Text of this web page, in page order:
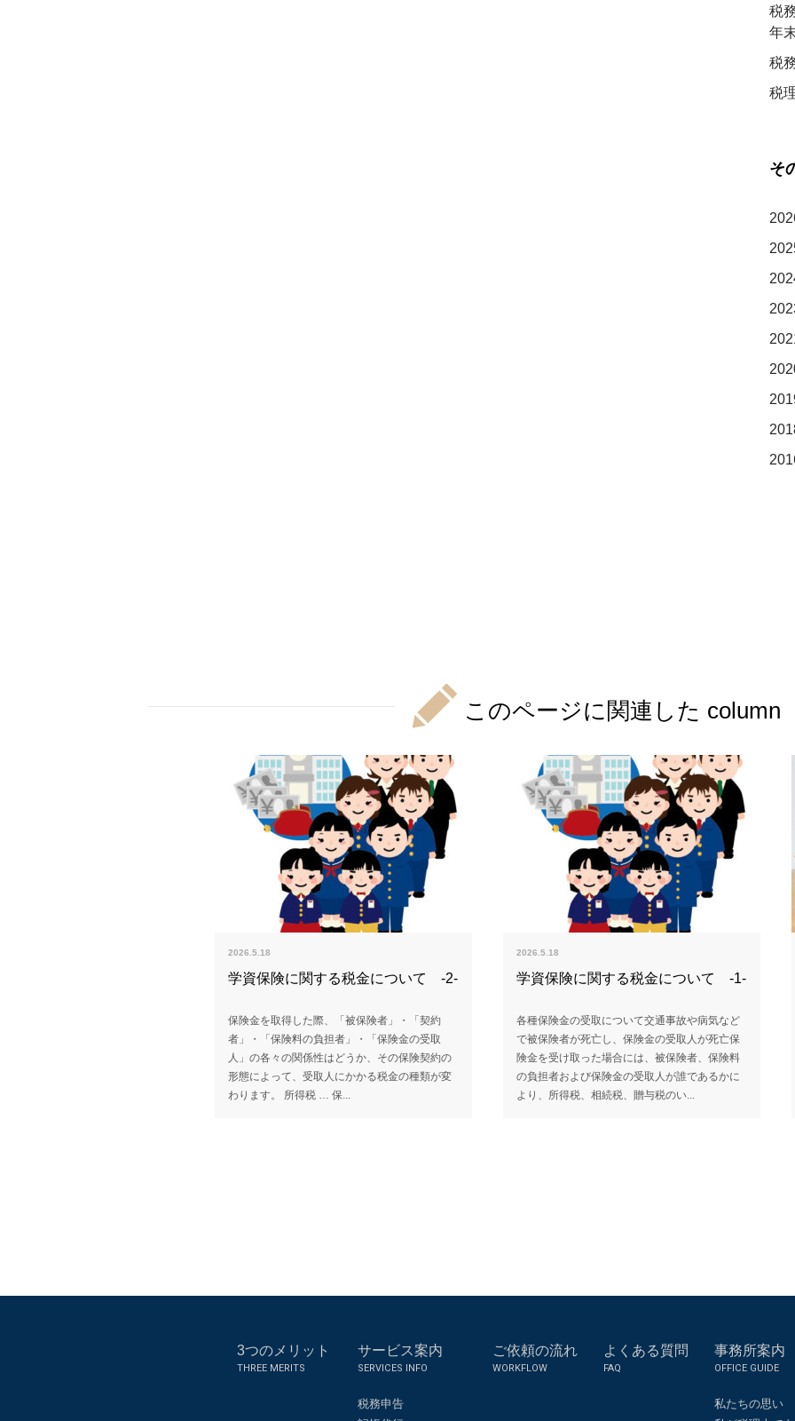
税
年
税
税
そ
このページに関連した column
2026.5.18
学資保険に関する税金について -2-
保険金を取得した際、「被保険者」・「契約
者」・「保険料の負担者」・「保険金の受取
人」の各々の関係性はどうか、その保険契約の
形態によって、受取人にかかる税金の種類が変
わります。 所得税 … 保...
2026.5.18
学資保険に関する税金について -1-
各種保険金の受取について交通事故や病気など
で被保険者が死亡し、保険金の受取人が死亡保
険金を受け取った場合には、被保険者、保険料
の負担者および保険金の受取人が誰であるかに
より、所得税、相続税、贈与税のい...
3つのメリット
THREE MERITS
サービス案内
SERVICES INFO
税務申告
ご依頼の流れ
WORKFLOW
よくある質問
FAQ
事務所案内
OFFICE GUIDE
私たちの思い